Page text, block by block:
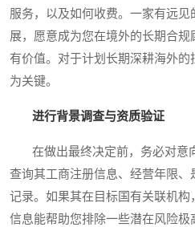
服务，以及如何收费。一家有远
展，愿意成为您在境外的长期合规
有价值。对于计划长期深耕海外
为关键。
进行背景调查与资质验证
在做出最终决定前，务必对意
查询其工商注册信息、经营年限
记录。如果其在目标国有关联机
信息能帮助您排除一些潜在风险极